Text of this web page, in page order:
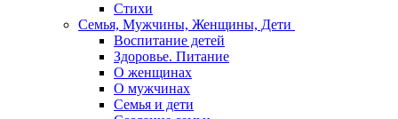
Стихи
Семья, Мужчины, Женщины, Дети
Воспитание детей
Здоровье. Питание
О женщинах
О мужчинах
Семья и дети